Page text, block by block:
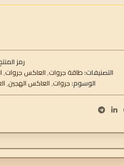
رمز
التصنيفات:طاقة جروات,العاكس جروات,
الوسوم:جروات,العاكس الهجين,